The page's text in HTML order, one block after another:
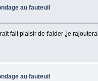
au fauteuil
fait plaisir de t'aider ,je
au fauteuil